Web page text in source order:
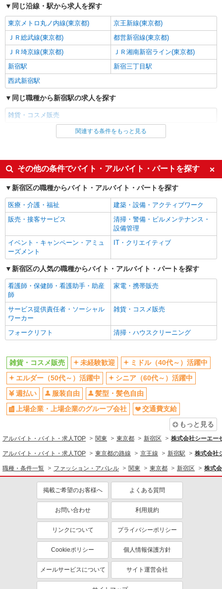
キープ 詳細を見る
派遣社員
株式会社シーエーセールススタッフ/tkYU42113a
×7.5h×22日＝247,500円＊残業代は1分単位で支給
します。＊経験等により異なります。
〒160-0022 東京都新宿区新宿3丁目14-1 本館1
階
詳細を見る
株式会社シーエーセールススタッフ/tkGS36108b
雑貨販売
時給1500円〜1550円
NEWoMan新宿
キープ 詳細を見る
派遣社員
株式会社シーエーセールススタッフ/tkIY36855c
雑貨販売
時給1500円 給与例247,500円＋交通費全額＋残
業代一分単位 ※時給1,500円×実働7時間30分×22
異なります。
ぽーと富士見
キープ 詳細を見る
株式会社シーエーセールススタッフ/tkHT29201w
コスメ販売
時給1500円〜1550円 ※経験・能力による 時
給1500円の場合・・・1500円×7.5時間×22日＝
247,00円＋残業代1分単位で支給＋交通費別途支給
新宿伊勢丹
詳細を見る
派遣社員
雑貨販売
時給1500円 【月収例】時給1500円×7.5h×15日
倍）※スキルにより多少異なります。
東京都新宿区新宿3-38-1 ルミネエスト新宿
B2F
キープ 詳細を見る
株式会社シーエーセールススタッフ/tkYU42440a
コスメ販売
同じ沿線・駅から求人を探す
東京メトロ丸ノ内線(東京都)
京王新線(東京都)
ＪＲ総武線(東京都)
都営新宿線(東京都)
ＪＲ埼京線(東京都)
ＪＲ湘南新宿ライン(東京都)
新宿駅
新宿三丁目駅
西武新宿駅
同じ職種から新宿駅の求人を探す
雑貨・コスメ販売
同じ雇用形態から新宿駅の求人を探す
同じ特徴から新宿駅の求人を探す
未経験歓迎
ミドル（40代～）活躍中
エルダー（50代～）活躍中
シニア（60代～）活躍中
週払い
服装自由
上場企業・上場企業のグループ会
社
交通費支給
同じ職種から求人を探す
ファッション・アパレル
雑貨・コスメ販売
同じ特徴から求人を探す
未経験歓迎
ミドル（40代～）活躍中
社
交通費支給
関連する条件をもっと見る
その他の条件でバイト・アルバイト・パートを探す
新宿区の職種からバイト・アルバイト・パートを探す
医療・介護・福祉
建築・設備・アクティブワーク
販売・接客サービス
清掃・警備・ビルメンテナンス・
設備管理
イベント・キャンペーン・アミュ
ーズメント
IT・クリエイティブ
新宿区の人気の職種からバイト・アルバイト・パートを探す
看護師・保健師・看護助手・助産
師
家電・携帯販売
サービス提供責任者・ソーシャル
ワーカー
雑貨・コスメ販売
フォークリフト 清掃・ハウスクリーニング
雑貨・コスメ販売 未経験歓迎
ミドル（40代～）活躍中
エルダー（50代～）活躍中
シニア（60代～）活躍中
週払い
服装自由
髪型・髪色自由
上場企業・上場企業のグループ会社
交通費支給
もっと見る
アルバイト・バイト・求人TOP 関東 東京都 新宿区 株式会社シーエー
アルバイト・バイト・求人TOP 東京都の路線 京王線 新宿駅 株式会社
職種・条件一覧 ファッション・アパレル 関東 東京都 新宿区 株式
掲載ご希望のお客様へ よくある質問
お問い合わせ 利用規約
リンクについて プライバシーポリシー
Cookieポリシー 個人情報保護方針
メールサービスについて サイト運営会社